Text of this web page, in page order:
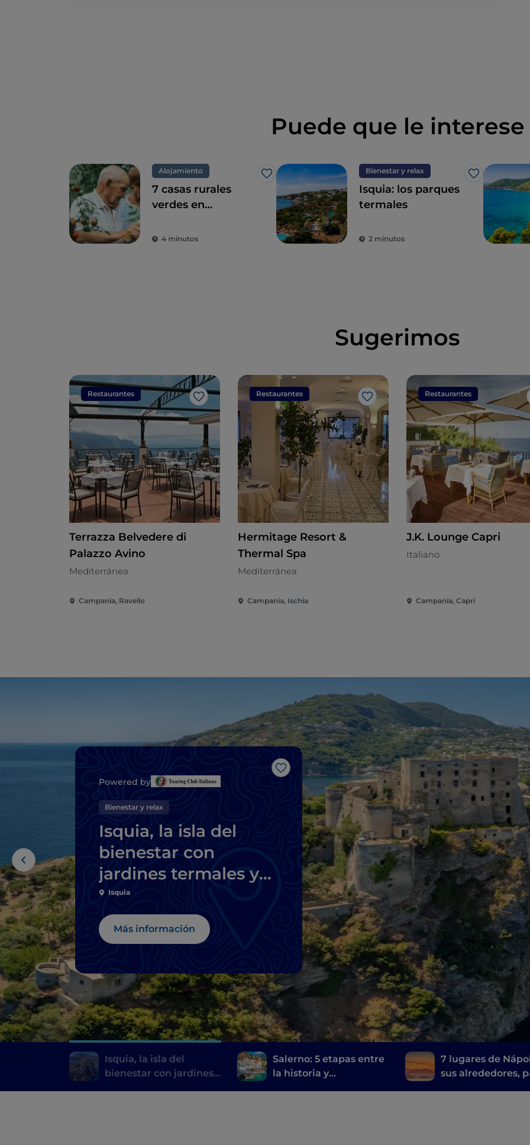
Puede que le interese
Alojamiento
Me gusta
7 casas rurales
verdes en
combinación
4 minutos
Bienestar y relax
Me gusta
Isquia: los parques
termales
2 minutos
Sugerimos
Restaurantes
Me gusta
Terrazza Belvedere di
Palazzo Avino
Mediterránea
Campania, Ravello
Restaurantes
Me gusta
Hermitage Resort &
Thermal Spa
Mediterránea
Campania, Ischia
Restaurantes
J.K. Lounge Capri
Italiano
Campania, Capri
Me gusta
Powered by
Bienestar y relax
Isquia, la isla del
bienestar con
jardines termales y
fuentes naturales
Isquia
Más información
Isquia, la isla del
bienestar con jardines
Salerno: 5 etapas entre
la historia y
7 lugares de
sus alrededores,